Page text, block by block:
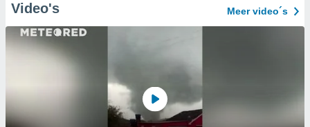
Video's Meer video´s